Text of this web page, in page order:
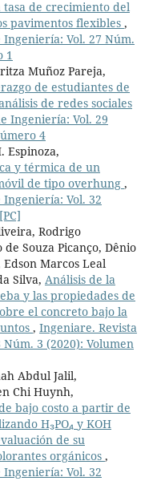
de crecimiento del
pavimentos flexibles ,
Vol. 27 Núm.
1
Muñoz Pareja,
de estudiantes de
de redes sociales
Ingeniería: Vol. 29
4
Espinoza,
y térmica de un
de tipo overhung ,
Vol. 32
Rodrigo
Souza Picanço, Dênio
Marcos Leal
Silva, Análisis de la
y las propiedades de
el concreto bajo la
, Ingeniare. Revista
3 (2020): Volumen
Abdul Jalil,
Chi Huynh,
bajo costo a partir de
H₃PO₄ y KOH
de su
orgánicos ,
Vol. 32